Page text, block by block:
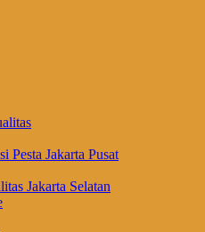
Pesta Jakarta Pusat
Jakarta Selatan